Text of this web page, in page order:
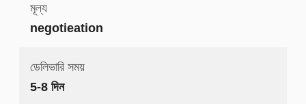
মূল্য
negotieation
ডেলিভারি সময়
5-8 দিন